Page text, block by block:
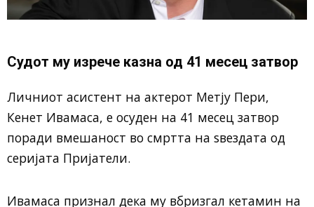
Судот му изрече казна од 41 месец затвор
Личниот асистент на актерот Метју Пери,
Кенет Ивамаса, е осуден на 41 месец затвор
поради вмешаност во смртта на ѕвездата од
серијата Пријатели.
Ивамаса признал дека му вбризгал кетамин на